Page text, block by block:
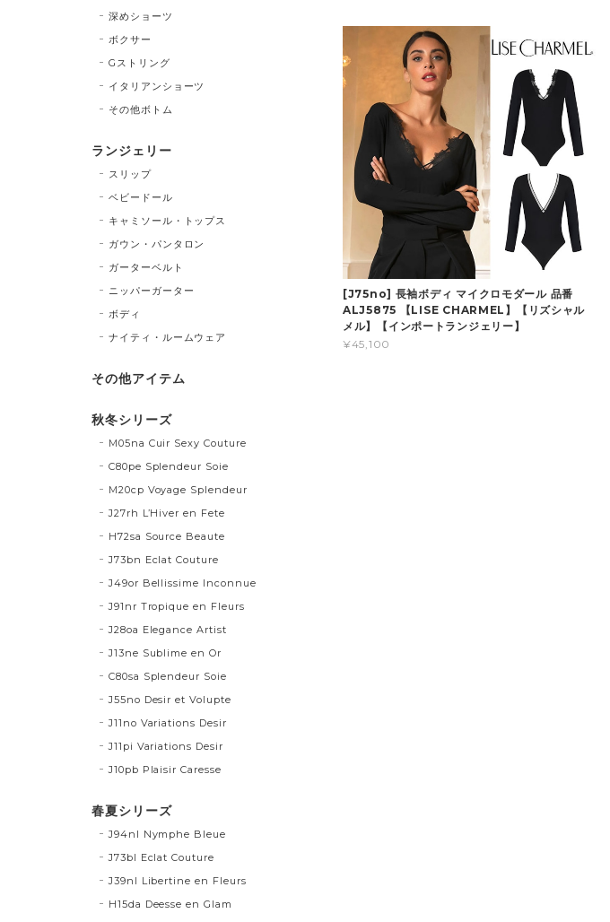
[J75no] 長袖ボディ マイクロモダール 品番
ALJ5875 【LISE CHARMEL】【リズシャル
メル】【インポートランジェリー】
¥45,100
深めショーツ
ボクサー
Gストリング
イタリアンショーツ
その他ボトム
ランジェリー
スリップ
ベビードール
キャミソール・トップス
ガウン・パンタロン
ガーターベルト
ニッパーガーター
ボディ
ナイティ・ルームウェア
その他アイテム
秋冬シリーズ
M05na Cuir Sexy Couture
C80pe Splendeur Soie
M20cp Voyage Splendeur
J27rh L’Hiver en Fete
H72sa Source Beaute
J73bn Eclat Couture
J49or Bellissime Inconnue
J91nr Tropique en Fleurs
J28oa Elegance Artist
J13ne Sublime en Or
C80sa Splendeur Soie
J55no Desir et Volupte
J11no Variations Desir
J11pi Variations Desir
J10pb Plaisir Caresse
春夏シリーズ
J94nl Nymphe Bleue
J73bl Eclat Couture
J39nl Libertine en Fleurs
H15da Deesse en Glam